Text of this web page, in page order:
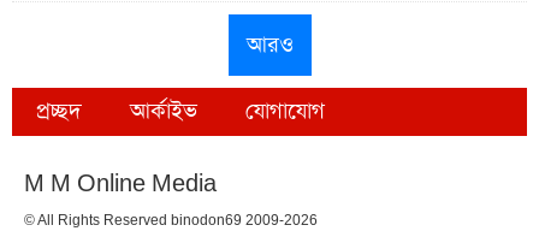
আরও
প্রচ্ছদ আর্কাইভ যোগাযোগ
M M Online Media
© All Rights Reserved binodon69 2009-2026